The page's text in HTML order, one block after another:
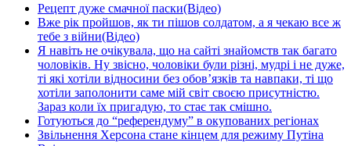
Рецепт дуже смачної паски(Відео)
Вже рік пройшов, як ти пішов солдатом, а я чекаю все ж
тебе з війни(Відео)
Я навіть не очікувала, що на сайті знайомств так багато
чоловіків. Ну звісно, чоловіки були різні, мудрі і не дуже,
ті які хотіли відносини без обов’язків та навпаки, ті що
хотіли заполонити саме мій світ своєю присутністю.
Зараз коли їх пригадую, то стає так смішно.
Готуються до “референдуму” в окупованих регіонах
Звільнення Херсона стане кінцем для режиму Путіна